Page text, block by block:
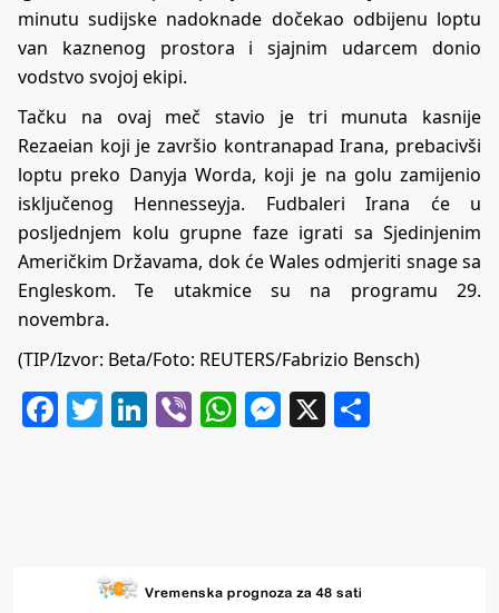
minutu sudijske nadoknade dočekao odbijenu loptu
van kaznenog prostora i sjajnim udarcem donio
vodstvo svojoj ekipi.
Tačku na ovaj meč stavio je tri munuta kasnije
Rezaeian koji je završio kontranapad Irana, prebacivši
loptu preko Danyja Worda, koji je na golu zamijenio
isključenog Hennesseyja. Fudbaleri Irana će u
posljednjem kolu grupne faze igrati sa Sjedinjenim
Američkim Državama, dok će Wales odmjeriti snage sa
Engleskom. Te utakmice su na programu 29.
novembra.
(TIP/Izvor: Beta/Foto: REUTERS/Fabrizio Bensch)
Facebook
Twitter
LinkedIn
ViberWhatsApp
Messenger
X